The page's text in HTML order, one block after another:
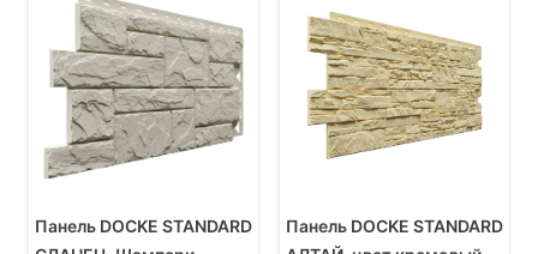
Панель DOCKE STANDARD
Панель DOCKE STANDARD